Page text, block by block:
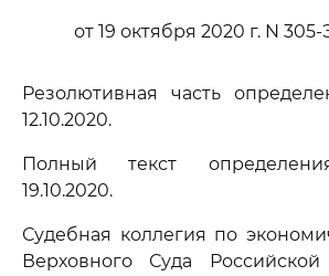
от 19 октября 2020 г. N 305-
Резолютивная часть
12.10.2020.
Полный текст
19.10.2020.
Судебная коллегия по
Верховного Суда